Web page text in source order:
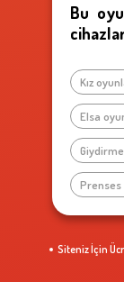
Bu
Kız
Elsa
Prenses
Siteniz İçin